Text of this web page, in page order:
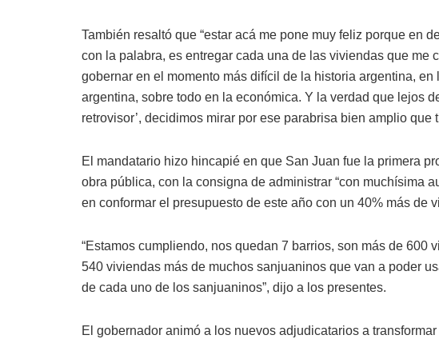
También resaltó que “estar acá me pone muy feliz porque en
con la palabra, es entregar cada una de las viviendas que me
gobernar en el momento más difícil de la historia argentina,
argentina, sobre todo en la económica. Y la verdad que lejos
retrovisor’, decidimos mirar por ese parabrisa bien amplio que
El mandatario hizo hincapié en que San Juan fue la primera
obra pública, con la consigna de administrar “con muchísima
en conformar el presupuesto de este año con un 40% más de
“Estamos cumpliendo, nos quedan 7 barrios, son más de 600
540 viviendas más de muchos sanjuaninos que van a poder
de cada uno de los sanjuaninos”, dijo a los presentes.
El gobernador animó a los nuevos adjudicatarios a